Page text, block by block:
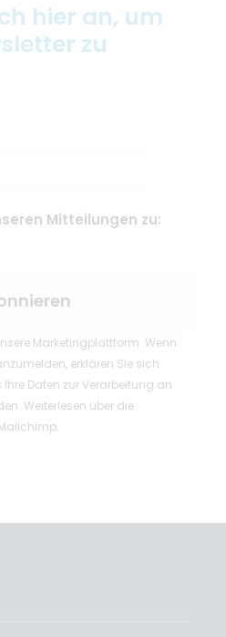
hier an, um
zu
Mitteilungen zu:
Marketingplattform. Wenn
erklären Sie sich
Daten zur Verarbeitung an
Weiterlesen über die